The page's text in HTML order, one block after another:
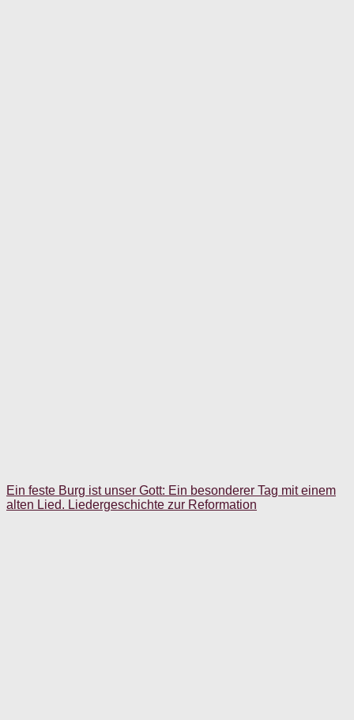
Ein feste Burg ist unser Gott: Ein besonderer Tag mit einem
alten Lied. Liedergeschichte zur Reformation